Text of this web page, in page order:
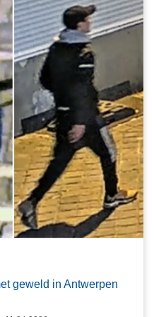
geweld in Antwerpen